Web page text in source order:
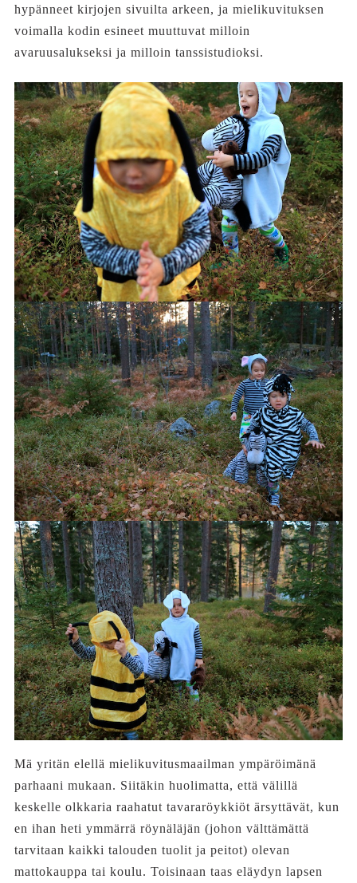
hypänneet kirjojen sivuilta arkeen, ja mielikuvituksen
voimalla kodin esineet muuttuvat milloin
avaruusalukseksi ja milloin tanssistudioksi.
Mä yritän elellä mielikuvitusmaailman ympäröimänä
parhaani mukaan. Siitäkin huolimatta, että välillä
keskelle olkkaria raahatut tavararöykkiöt ärsyttävät, kun
en ihan heti ymmärrä röynäläjän (johon välttämättä
tarvitaan kaikki talouden tuolit ja peitot) olevan
mattokauppa tai koulu. Toisinaan taas eläydyn lapsen